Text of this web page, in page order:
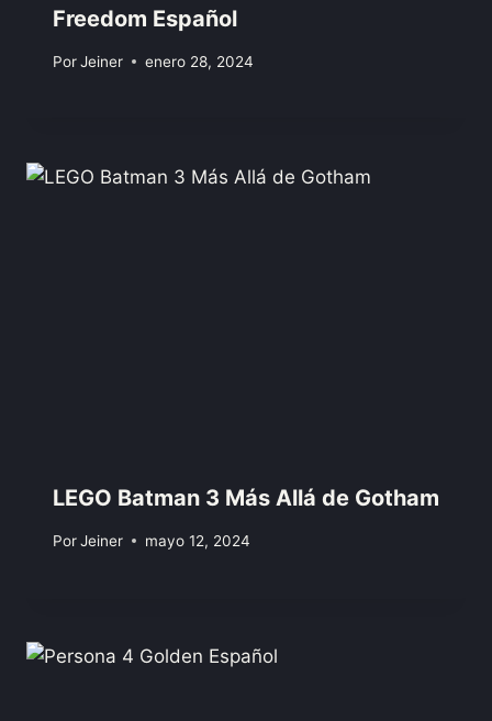
Freedom Español
PorJeiner enero 28, 2024
LEGO Batman 3 Más Allá de Gotham
PorJeiner mayo 12, 2024